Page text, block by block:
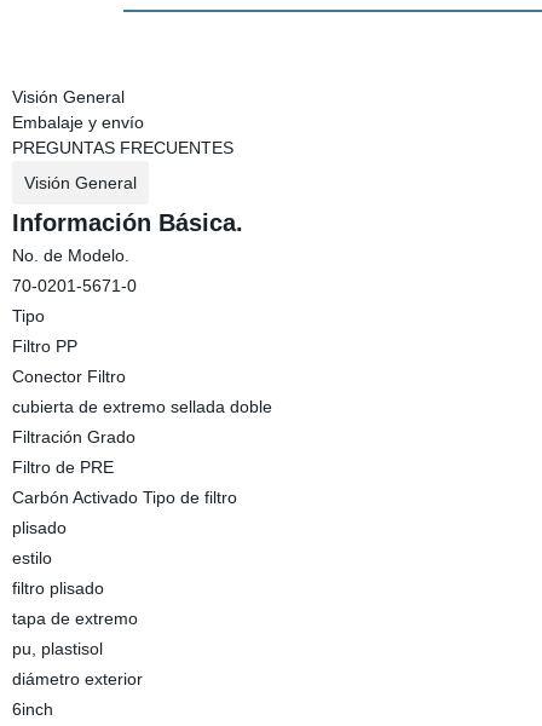
Visión General
Embalaje y envío
PREGUNTAS FRECUENTES
Visión General
Información Básica.
No. de Modelo.
70-0201-5671-0
Tipo
Filtro PP
Conector Filtro
cubierta de extremo sellada doble
Filtración Grado
Filtro de PRE
Carbón Activado Tipo de filtro
plisado
estilo
filtro plisado
tapa de extremo
pu, plastisol
diámetro exterior
6inch